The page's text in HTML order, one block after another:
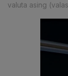
valuta asing